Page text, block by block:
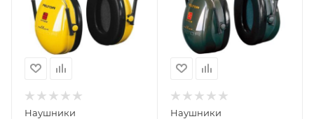
Наушники
Наушники